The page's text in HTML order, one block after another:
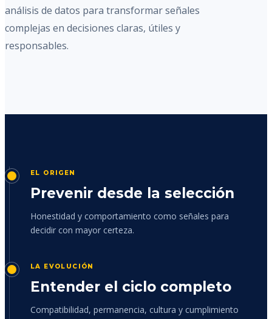
análisis de datos para transformar señales
complejas en decisiones claras, útiles y
responsables.
EL ORIGEN
Prevenir desde la selección
Honestidad y comportamiento como señales para
decidir con mayor certeza.
LA EVOLUCIÓN
Entender el ciclo completo
Compatibilidad, permanencia, cultura y cumplimiento